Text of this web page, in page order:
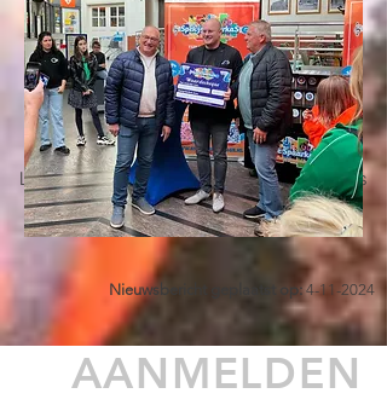
Linksboven: Reusel Fiets Challenge, Rechts
Rabo Clubsupport, Linksonder: Spek je
spaarkas van de Sniederspassage
Nieuwsbericht geplaatst op: 4-11-2024
AANMELDEN